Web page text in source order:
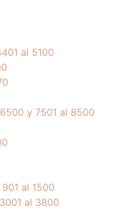
al 5100
y 7501 al 8500
al 1500
al 3800